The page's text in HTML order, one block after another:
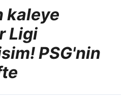
kaleye
Ligi
PSG'nin